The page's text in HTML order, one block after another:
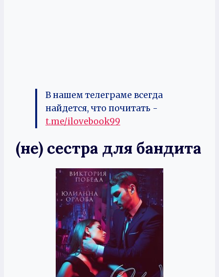
В нашем телеграме всегда
найдется, что почитать -
t.me/ilovebook99
(не) сестра для бандита